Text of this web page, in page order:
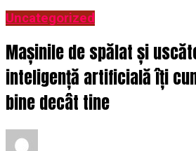
Uncategorized
Mașinile de spălat și
inteligență artificială îți
bine decât tine